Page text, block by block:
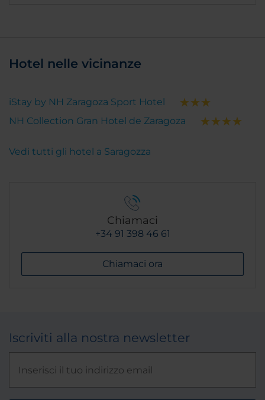
Hotel nelle vicinanze
iStay by NH Zaragoza Sport Hotel
NH Collection Gran Hotel de Zaragoza
Vedi tutti gli hotel a Saragozza
Chiamaci
+34 91 398 46 61
Chiamaci ora
Iscriviti alla nostra newsletter